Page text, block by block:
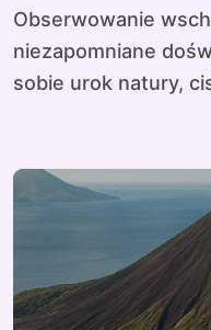
Obserwowanie wschodu słońca nad oceanem to
niezapomniane
sobie urok natury,